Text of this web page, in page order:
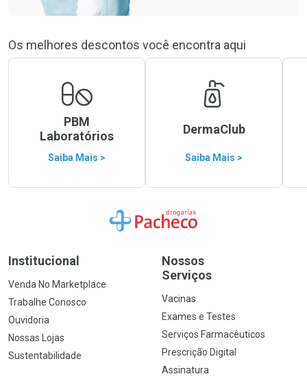
Os melhores descontos você encontra aqui
PBM
Laboratórios
Saiba Mais >
DermaClub
Saiba Mais >
Ir para a Home
Institucional
Venda No Marketplace
Trabalhe Conosco
Ouvidoria
Nossas Lojas
Sustentabilidade
Nossos
Serviços
Vacinas
Exames e Testes
Serviços Farmacêuticos
Prescrição Digital
Assinatura